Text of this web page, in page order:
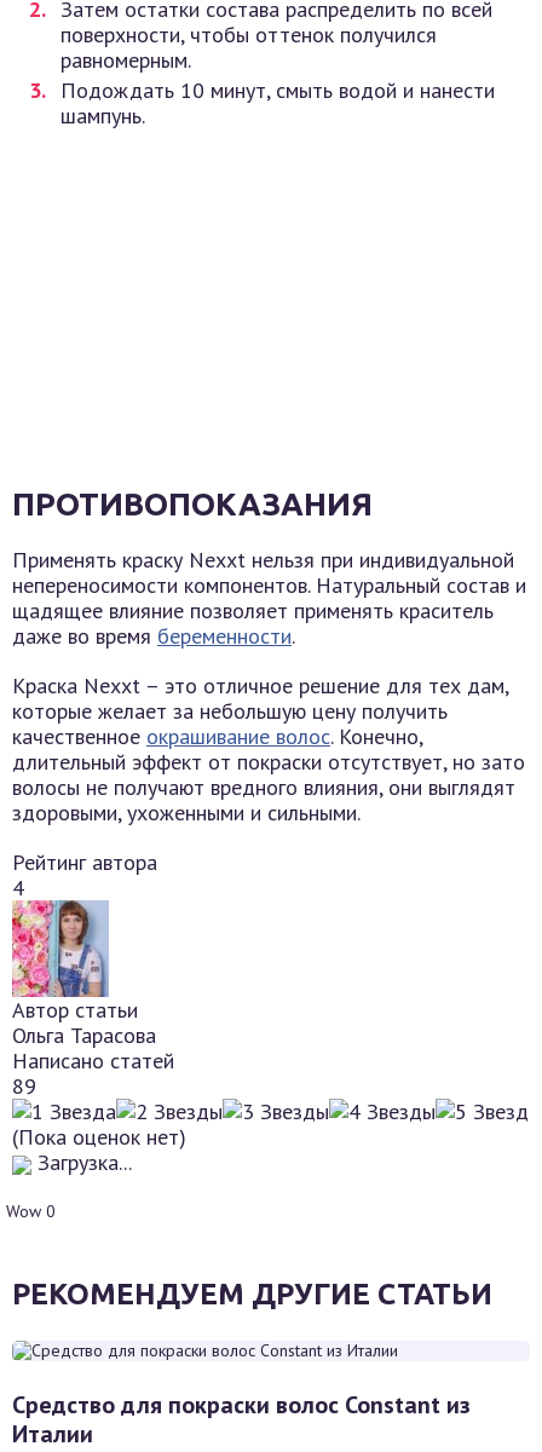
Затем остатки состава распределить по всей
поверхности, чтобы оттенок получился
равномерным.
Подождать 10 минут, смыть водой и нанести
шампунь.
ПРОТИВОПОКАЗАНИЯ
Применять краску Nexxt нельзя при индивидуальной
непереносимости компонентов. Натуральный состав и
щадящее влияние позволяет применять краситель
даже во время беременности.
Краска Nexxt – это отличное решение для тех дам,
которые желает за небольшую цену получить
качественное окрашивание волос. Конечно,
длительный эффект от покраски отсутствует, но зато
волосы не получают вредного влияния, они выглядят
здоровыми, ухоженными и сильными.
Рейтинг автора
4
Автор статьи
Ольга Тарасова
Написано статей
89
(Пока оценок нет)
Загрузка...
Wow 0
РЕКОМЕНДУЕМ ДРУГИЕ СТАТЬИ
Средство для покраски волос Constant из
Италии